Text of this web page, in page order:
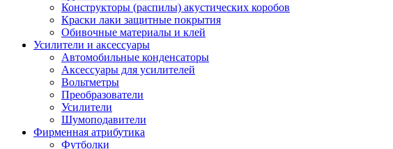
Конструкторы (распилы) акустических коробов
Краски лаки защитные покрытия
Обивочные материалы и клей
Усилители и аксессуары
Автомобильные конденсаторы
Аксессуары для усилителей
Вольтметры
Преобразователи
Усилители
Шумоподавители
Фирменная атрибутика
Футболки